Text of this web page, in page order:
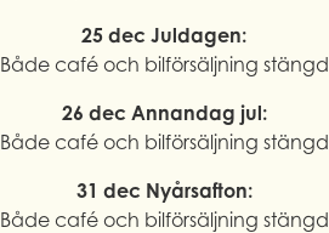
25 dec Juldagen:
Både café och bilförsäljning stängd
26 dec Annandag jul:
Både café och bilförsäljning stängd
31 dec Nyårsafton:
Både café och bilförsäljning stängd